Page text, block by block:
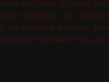
мастера Италии,
работы на
на первый взгляд,
при этом было бы